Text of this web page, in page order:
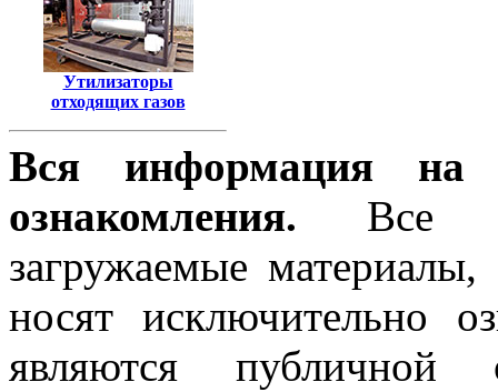
Утилизаторы
отходящих газов
Вся информация на
ознакомления. Все
загружаемые
носят исключительно
являются публичной